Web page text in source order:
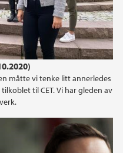
måtte vi tenke litt annerledes
til CET. Vi har gleden av